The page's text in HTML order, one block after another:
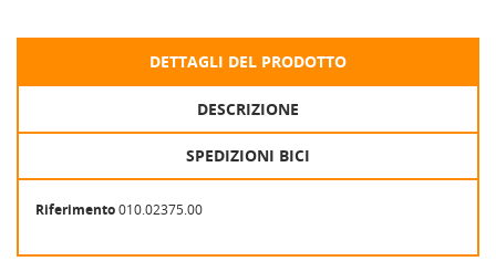
DETTAGLI DEL PRODOTTO
DESCRIZIONE
SPEDIZIONI BICI
Riferimento010.02375.00